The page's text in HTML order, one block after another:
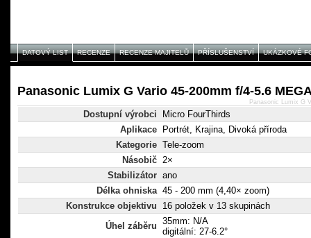
DATOVÝ LIST RECENZE RECENZE MAJITELŮ PŘÍSLUŠENSTVÍ UKÁZKOVÉ
Panasonic Lumix G Vario 45-200mm f/4-5.6
Dostupní výrobci
Micro FourThirds
Aplikace
Portrét, Krajina, Divoká příroda
Kategorie Tele-zoom
Násobič 2×
Stabilizátor ano
Délka ohniska 45 - 200 mm (4,40× zoom)
Konstrukce objektivu
16 položek v 13 skupinách
Úhel záběru 35mm: N/A
digitální: 27-6.2°
Panasonic Lumix G